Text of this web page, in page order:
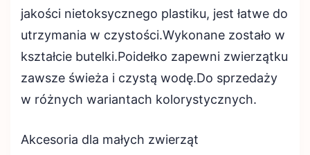
jakości nietoksycznego plastiku, jest łatwe do
utrzymania w czystości.Wykonane zostało w
kształcie butelki.Poidełko zapewni zwierzątku
zawsze świeża i czystą wodę.Do sprzedaży
w różnych wariantach kolorystycznych.
Akcesoria dla małych zwierząt